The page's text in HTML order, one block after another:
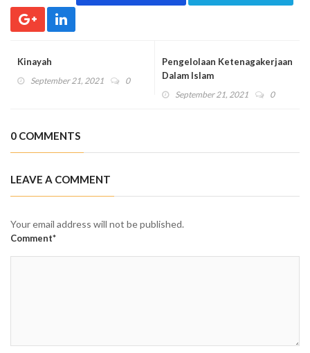
Kinayah
September 21, 2021 0
Pengelolaan Ketenagakerjaan
Dalam Islam
September 21, 2021 0
0 COMMENTS
LEAVE A COMMENT
Your email address will not be published.
Comment*